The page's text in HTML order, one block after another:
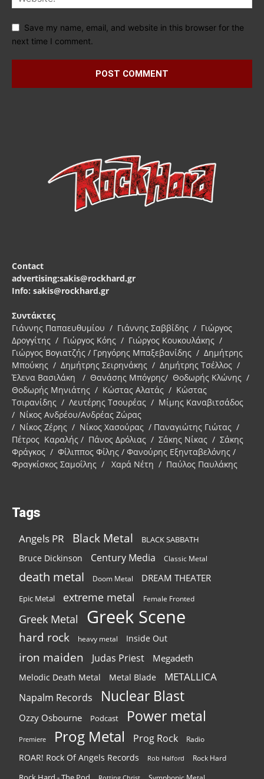
Save my name, email, and website in this browser for the
next time I comment.
Contact
advertising:sakis@rockhard.gr
Info: sakis@rockhard.gr
Συντάκτες
Γιάννης Παπαευθυμίου / Γιάννης Σαββίδης / Γιώργος
Δρογγίτης / Γιώργος Κόης / Γιώργος Κουκουλάκης /
Γιώργος Βογιατζής / Γρηγόρης Μπαξεβανίδης / Δημήτρης
Μπούκης / Δημήτρης Σειρηνάκης / Δημήτρης Τσέλλος /
Έλενα Βασιλάκη / Θανάσης Μπόγρης/ Θοδωρής Κλώνης /
Θοδωρής Μηνιάτης / Κώστας Αλατάς / Κώστας
Τσιρανίδης / Λευτέρης Τσουρέας / Μίμης Καναβιτσάδος
/ Νίκος Ανδρέου/Ανδρέας Ζώρας
/ Νίκος Ζέρης / Νίκος Χασούρας / Παναγιώτης Γιώτας /
Πέτρος Καραλής / Πάνος Δρόλιας / Σάκης Νίκας / Σάκης
Φράγκος / Φίλιππος Φίλης / Φανούρης Εξηνταβελόνης /
Φραγκίσκος Σαμοΐλης / Χαρά Νέτη / Παύλος Παυλάκης
Tags
Angels PR Black Metal BLACK SABBATH
Bruce Dickinson Century Media Classic Metal
death metal Doom Metal DREAM THEATER
Epic Metal extreme metal Female Fronted
Greek Metal Greek Scene
hard rock heavy metal Inside Out
iron maiden Judas Priest Megadeth
Melodic Death Metal Metal Blade METALLICA
Napalm Records Nuclear Blast
Ozzy Osbourne Podcast Power metal
Premiere Prog Metal Prog Rock Radio
ROAR! Rock Of Angels Records Rob Halford Rock Hard